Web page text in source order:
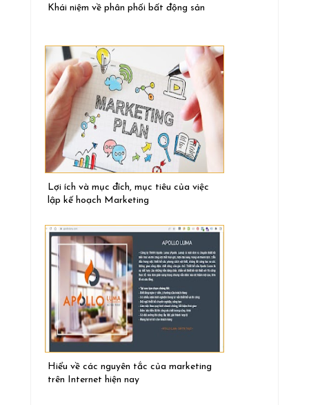
Khái niệm về phân phối bất động sản
Lợi ích và mục đích, mục tiêu của việc
lập kế hoạch Marketing
Hiểu về các nguyên tắc của marketing
trên Internet hiện nay